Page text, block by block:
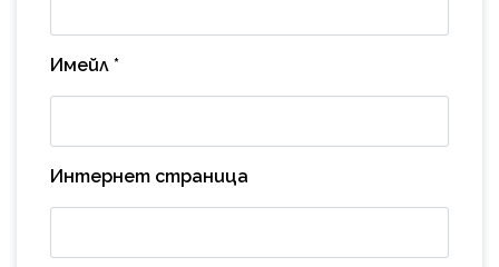
Имейл *
Интернет страница